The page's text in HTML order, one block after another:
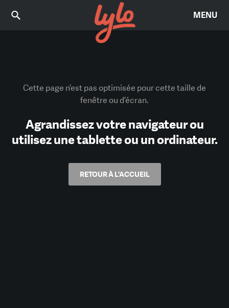
MENU
Cette page n’est pas optimisée pour cette taille de
fenêtre ou d’écran.
Agrandissez votre navigateur ou
utilisez une tablette ou un ordinateur.
RETOUR À L'ACCUEIL